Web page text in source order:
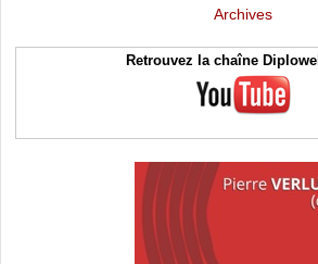
Archives
Retrouvez la chaîne